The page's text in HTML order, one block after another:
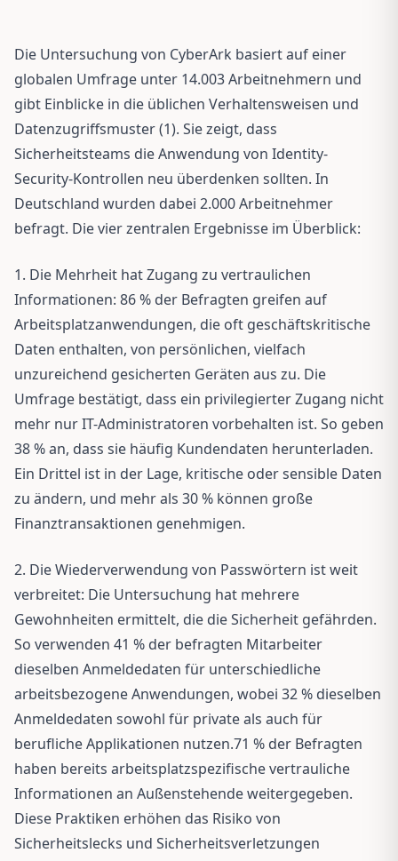
Die Untersuchung von CyberArk basiert auf einer
globalen Umfrage unter 14.003 Arbeitnehmern und
gibt Einblicke in die üblichen Verhaltensweisen und
Datenzugriffsmuster (1). Sie zeigt, dass
Sicherheitsteams die Anwendung von Identity-
Security-Kontrollen neu überdenken sollten. In
Deutschland wurden dabei 2.000 Arbeitnehmer
befragt. Die vier zentralen Ergebnisse im Überblick:
1. Die Mehrheit hat Zugang zu vertraulichen
Informationen: 86 % der Befragten greifen auf
Arbeitsplatzanwendungen, die oft geschäftskritische
Daten enthalten, von persönlichen, vielfach
unzureichend gesicherten Geräten aus zu. Die
Umfrage bestätigt, dass ein privilegierter Zugang nicht
mehr nur IT-Administratoren vorbehalten ist. So geben
38 % an, dass sie häufig Kundendaten herunterladen.
Ein Drittel ist in der Lage, kritische oder sensible Daten
zu ändern, und mehr als 30 % können große
Finanztransaktionen genehmigen.
2. Die Wiederverwendung von Passwörtern ist weit
verbreitet: Die Untersuchung hat mehrere
Gewohnheiten ermittelt, die die Sicherheit gefährden.
So verwenden 41 % der befragten Mitarbeiter
dieselben Anmeldedaten für unterschiedliche
arbeitsbezogene Anwendungen, wobei 32 % dieselben
Anmeldedaten sowohl für private als auch für
berufliche Applikationen nutzen.71 % der Befragten
haben bereits arbeitsplatzspezifische vertrauliche
Informationen an Außenstehende weitergegeben.
Diese Praktiken erhöhen das Risiko von
Sicherheitslecks und Sicherheitsverletzungen